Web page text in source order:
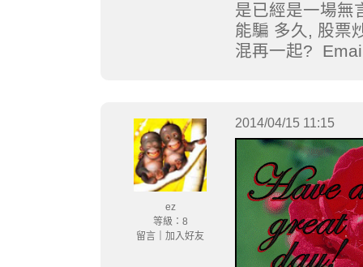
是已經是一場無
能騙 多久, 股票
混再一起?
ez
等級：8
留言
加入好友
2014/04/15 11:15